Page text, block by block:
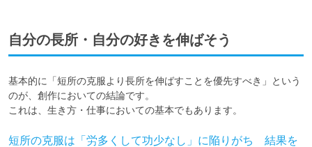
自分の長所・自分の好きを伸ばそう
基本的に「短所の克服より長所を伸ばすことを優先すべき」という
のが、創作においての結論です。
これは、生き方・仕事においての基本でもあります。
短所の克服は「労多くして功少なし」に陥りがち 結果を